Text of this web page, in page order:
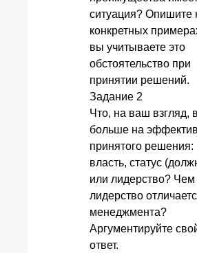
ситуация? Опишите
конкретных
вы учитываете это
обстоятельство при
принятии решений.
Задание 2
Что, на ваш взгляд,
больше на
принятого решения:
власть, статус
или лидерство? Чем
лидерство
менеджмента?
Аргументируйте
ответ.